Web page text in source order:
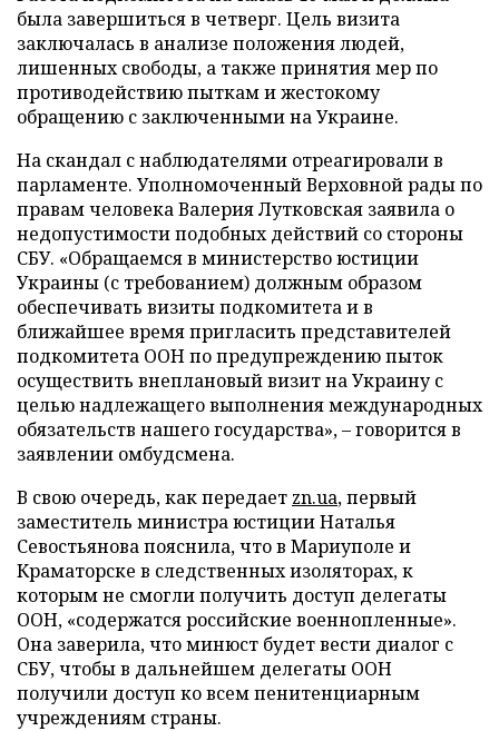
была завершиться в четверг. Цель визита
заключалась в анализе положения людей,
лишенных свободы, а также принятия мер по
противодействию пыткам и жестокому
обращению с заключенными на Украине.
На скандал с наблюдателями отреагировали в
парламенте. Уполномоченный Верховной рады по
правам человека Валерия Лутковская заявила о
недопустимости подобных действий со стороны
СБУ. «Обращаемся в министерство юстиции
Украины (с требованием) должным образом
обеспечивать визиты подкомитета и в
ближайшее время пригласить представителей
подкомитета ООН по предупреждению пыток
осуществить внеплановый визит на Украину с
целью надлежащего выполнения международных
обязательств нашего государства», – говорится в
заявлении омбудсмена.
В свою очередь, как передает zn.ua, первый
заместитель министра юстиции Наталья
Севостьянова пояснила, что в Мариуполе и
Краматорске в следственных изоляторах, к
которым не смогли получить доступ делегаты
ООН, «содержатся российские военнопленные».
Она заверила, что минюст будет вести диалог с
СБУ, чтобы в дальнейшем делегаты ООН
получили доступ ко всем пенитенциарным
учреждениям страны.